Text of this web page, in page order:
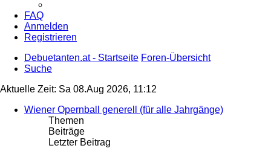
FAQ
Anmelden
Registrieren
Debuetanten.at - Startseite Foren-Übersicht
Suche
Aktuelle Zeit: Sa 08.Aug 2026, 11:12
Wiener Opernball generell (für alle Jahrgänge)
Themen
Beiträge
Letzter Beitrag